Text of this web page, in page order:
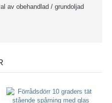
av obehandlad / grundoljad